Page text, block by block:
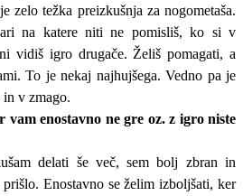
zelo težka preizkušnja za nogometaša.
na katere niti ne pomisliš, ko si v
vidiš igro drugače. Želiš pomagati, a
To je nekaj najhujšega. Vedno pa je
v zmago.
enostavno ne gre oz. z igro niste
delati še več, sem bolj zbran in
Enostavno se želim izboljšati, ker